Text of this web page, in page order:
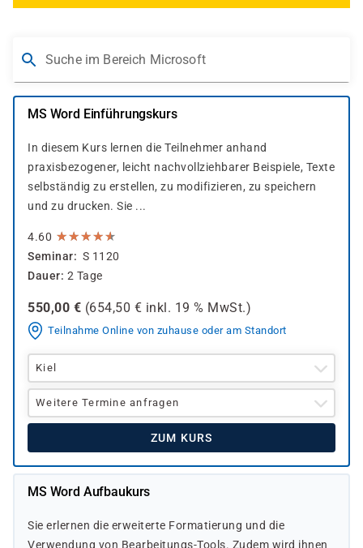
Suche im Bereich Microsoft
MS Word Einführungskurs
In diesem Kurs lernen die Teilnehmer anhand
praxisbezogener, leicht nachvollziehbarer Beispiele, Texte
selbständig zu erstellen, zu modifizieren, zu speichern
und zu drucken. Sie ...
4.60 ★★★★★
★★★★★
Seminar
S 1120
Dauer 2 Tage
550,00 € (654,50 € inkl. 19 % MwSt.)
Teilnahme Online von zuhause oder am Standort
Kiel
Weitere Termine anfragen
ZUM KURS
MS Word Aufbaukurs
Sie erlernen die erweiterte Formatierung und die
Verwendung von Bearbeitungs-Tools. Zudem wird ihnen